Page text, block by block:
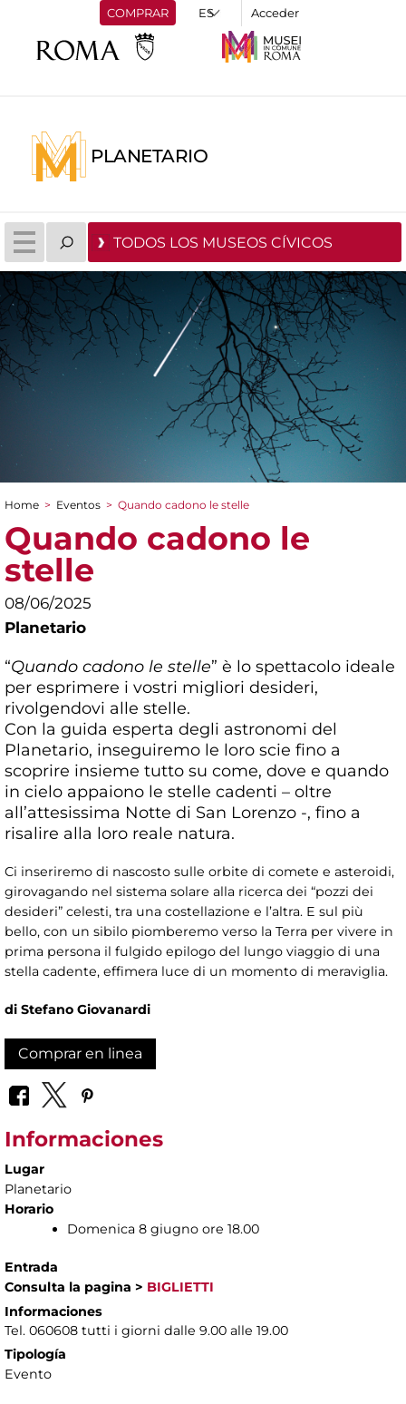
COMPRAR Acceder
PLANETARIO
TODOS LOS MUSEOS CÍVICOS
You are here
Home > Eventos > Quando cadono le stelle
Quando cadono le
stelle
08/06/2025
Planetario
“Quando cadono le stelle” è lo spettacolo ideale
per esprimere i vostri migliori desideri,
rivolgendovi alle stelle.
Con la guida esperta degli astronomi del
Planetario, inseguiremo le loro scie fino a
scoprire insieme tutto su come, dove e quando
in cielo appaiono le stelle cadenti – oltre
all’attesissima Notte di San Lorenzo -, fino a
risalire alla loro reale natura.
Ci inseriremo di nascosto sulle orbite di comete e asteroidi,
girovagando nel sistema solare alla ricerca dei “pozzi dei
desideri” celesti, tra una costellazione e l’altra. E sul più
bello, con un sibilo piomberemo verso la Terra per vivere in
prima persona il fulgido epilogo del lungo viaggio di una
stella cadente, effimera luce di un momento di meraviglia.
di Stefano Giovanardi
Comprar en linea
Informaciones
Lugar
Planetario
Horario
Domenica 8 giugno ore 18.00
Entrada
Consulta la pagina > BIGLIETTI
Informaciones
Tel. 060608 tutti i giorni dalle 9.00 alle 19.00
Tipología
Evento